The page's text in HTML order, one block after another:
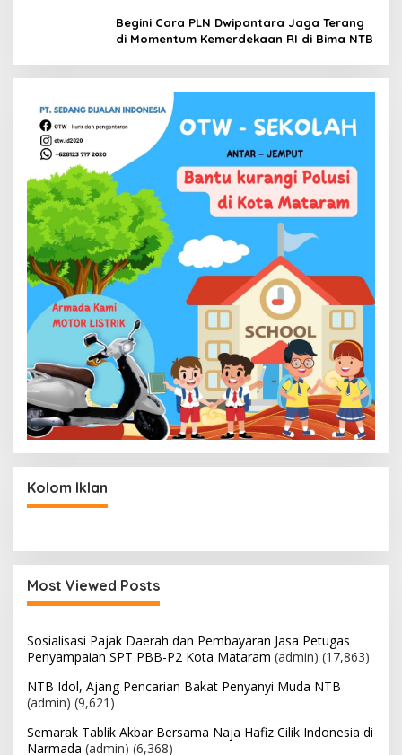
Begini Cara PLN Dwipantara Jaga Terang
di Momentum Kemerdekaan RI di Bima NTB
Kolom Iklan
Most Viewed Posts
Sosialisasi Pajak Daerah dan Pembayaran Jasa Petugas
Penyampaian SPT PBB-P2 Kota Mataram (admin) (17,863)
NTB Idol, Ajang Pencarian Bakat Penyanyi Muda NTB
(admin) (9,621)
Semarak Tablik Akbar Bersama Naja Hafiz Cilik Indonesia di
Narmada (admin) (6,368)